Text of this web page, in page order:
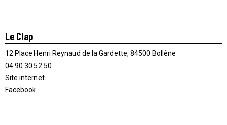
Le Clap
12 Place Henri Reynaud de la Gardette, 84500 Bollène
04 90 30 52 50
Site internet
Facebook